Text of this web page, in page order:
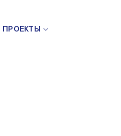
ПРОЕКТЫ
неисправность,